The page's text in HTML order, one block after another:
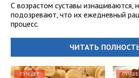
С возрастом суставы изнашиваются,
подозревают, что их ежедневный
процесс.
ЧИТАТЬ
ЛУЧШЕЕ